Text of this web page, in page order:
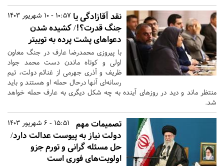
10:57 - 10 شهریور 1403 نقد آقازادگی یا
جنگ قدرت؟!/ کشیده شدن
دعواهای پشت پرده به توییتر
با پیروزی محمدرضا عارف در جنگ معاون
اولی و کوتاه ماندن دست محمد جواد
ظریف و آذری جهرمی از غنائم دولت، تیم
رسانه‌ای آنها درحال حمله او هستند و باید
منتظر ماند و دید در روزهای آینده به چه شکل دیگری به عارف حمله خواهد
شد.
15:51 - 6 شهریور 1403
تصمیمات مهم
دولت نیاز به پیوست عدالت دارد/
حل مسئله گرانی و تورم جزو
اولویت‌های فوری است